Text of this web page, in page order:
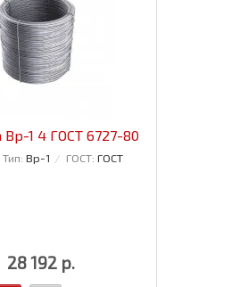
1 4 ГОСТ 6727-80
Тип: Вр-1 ГОСТ: ГОСТ
28 192 р.